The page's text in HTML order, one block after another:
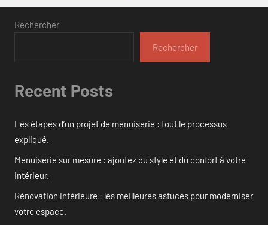
Rechercher
Rechercher
Recent Posts
Les étapes d’un projet de menuiserie : tout le processus
expliqué.
Menuiserie sur mesure : ajoutez du style et du confort à votre
intérieur.
Rénovation intérieure : les meilleures astuces pour moderniser
votre espace.